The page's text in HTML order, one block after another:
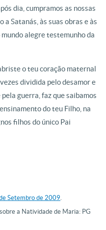
dia, cumpramos as nossas
Satanás, às suas obras e às
alegre testemunho da
o teu coração maternal
dividida pelo desamor e
guerra, faz que saibamos
do teu Filho, na
filhos do único Pai
Setembro de 2009.
a Natividade de Maria: PG